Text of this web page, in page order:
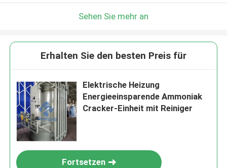
Sehen Sie mehr an
Erhalten Sie den besten Preis für
Elektrische Heizung
Energieeinsparende Ammoniak
Cracker-Einheit mit Reiniger
Fortsetzen